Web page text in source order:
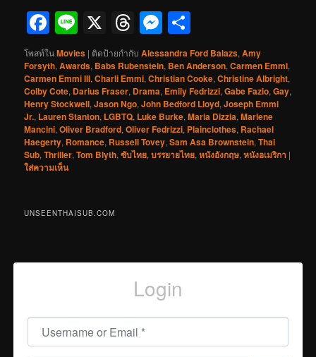
Facebook
Line
X Threads
Messenger
โพสท์ในMovies | ติดป้ายกำกับ Alessandra Ford Balazs,Amy
Forsyth,Awards, Babs Rubenstein, Ben Anderson,Carmen Emmi,
Carmen Emmi III,Charli Emmi,Christian Cooke,Christine Albright,
Colby Cote, Darius Fraser, Drama, Emily Fedrizzi,Gabe Fazio,Gay,
Henry Stockwell,Jason Ngo,John Bedford Lloyd,Joseph Emmi
Jr., Lauren Stanton, LGBTQ, Luke Burke,Maria Dizzia,Marlene
Mancini,Oliver Bradford,Oliver Fedrizzi, Plainclothes, Rachael
Haegerty, Romance, Russell Tovey,Sam Asa Brownstein,Thai
Sub,Thriller,Tom Blyth,ซับไทย,บรรยายไทย,หนังอังกฤษ,หนังอเมริกา |
ใส่ความเห็น
UNSEENTHAISUB.COM
Login
Username or Email